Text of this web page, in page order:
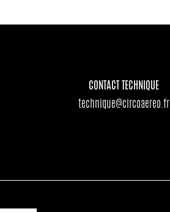
CONTACT TECHNIQUE
technique@circoaereo.fr